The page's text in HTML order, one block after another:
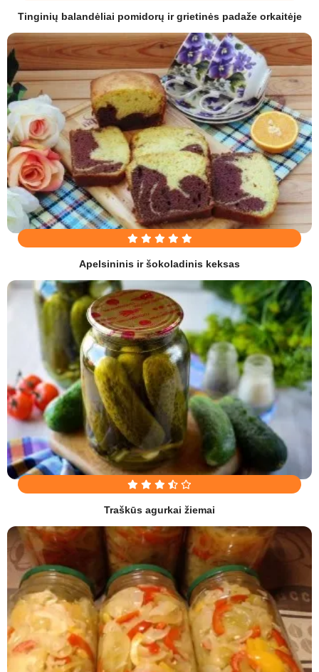
Tinginių balandėliai pomidorų ir grietinės padaže orkaitėje
Apelsininis ir šokoladinis keksas
Traškūs agurkai žiemai